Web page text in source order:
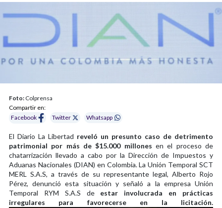
Foto: Colprensa
Compartir en:
Facebook
Twitter Whatsapp
El Diario La Libertad reveló un presunto caso de detrimento
patrimonial por más de $15.000 millones en el proceso de
chatarrización llevado a cabo por la Dirección de Impuestos y
Aduanas Nacionales (DIAN) en Colombia. La Unión Temporal SCT
MERL S.A.S, a través de su representante legal, Alberto Rojo
Pérez, denunció esta situación y señaló a la empresa Unión
Temporal RYM S.A.S de estar involucrada en prácticas
irregulares para favorecerse en la licitación.